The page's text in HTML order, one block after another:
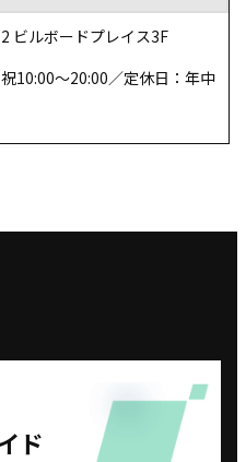
ビルボードプレイス3F
10:00～20:00／定休日：年中
ド